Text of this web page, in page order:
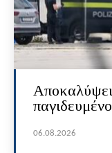
06.08.2026